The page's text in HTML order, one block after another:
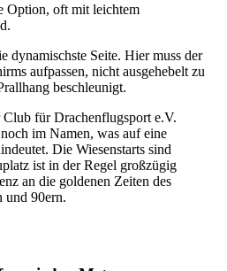
Option, oft mit leichtem
dynamischste Seite. Hier muss der
aufpassen, nicht ausgehebelt zu
beschleunigt.
für Drachenflugsport e.V.
im Namen, was auf eine
Die Wiesenstarts sind
ist in der Regel großzügig
an die goldenen Zeiten des
und 90ern.